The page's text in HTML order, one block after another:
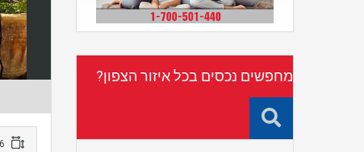
מחפשים נכסים בכל איזור הצפון?